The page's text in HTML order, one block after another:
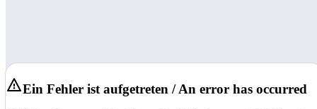
Ein Fehler ist aufgetreten / An error has occurred